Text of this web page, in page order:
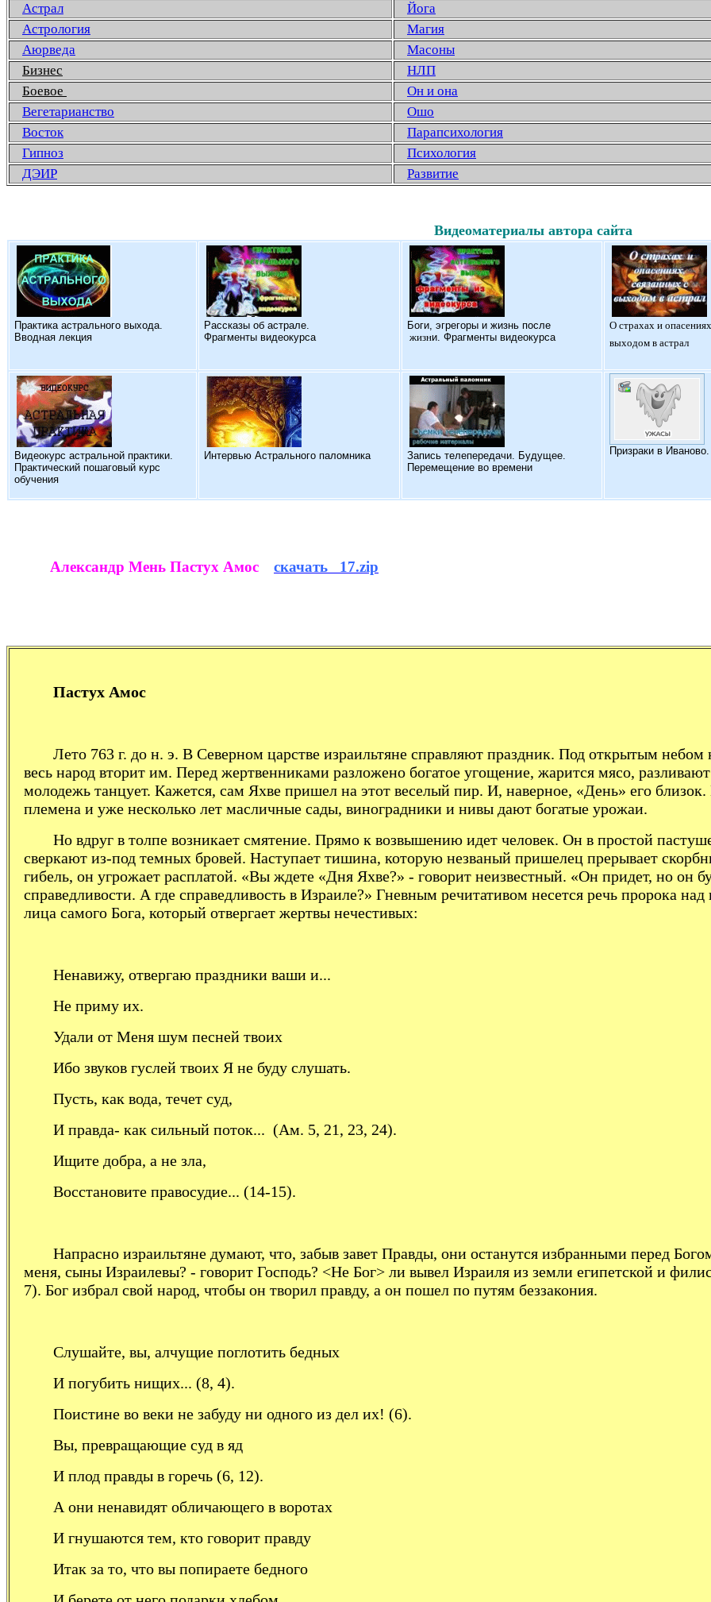
Астрал
Йога
Астрология
Магия
Аюрведа
Масоны
Бизнес
НЛП
Боевое
Он и она
Вегетарианство
Ошо
Восток
Парапсихология
Гипноз
Психология
ДЭИР
Развитие
Видеоматериалы автора сайта
Практика астрального выхода.
Вводная лекция
Рассказы об астрале.
Фрагменты видеокурса
Боги, эгрегоры и жизнь после
жизни. Фрагменты видеокурса
О страхах и
выходом в астрал
Видеокурс астральной практики.
Практический пошаговый курс
обучения
Интервью Астрального паломника
Запись телепередачи. Будущее.
Перемещение во времени
Призраки в
Александр Мень Пастух Амос скачать 17.zip
Пастух Амос
Лето 763 г. до н. э. В Северном царстве израильтяне справ­ляют праздник. Под открытым
весь народ вторит им. Перед жерт­венниками разложено богатое угощение, жарится мясо,
молодежь тан­цует. Кажется, сам Яхве пришел на этот веселый пир. И, на­верное, «День» его
племена и уже несколько лет масличные сады, вино­градники и нивы дают богатые урожаи.
Но вдруг в толпе возникает смятение. Прямо к возвышению идет человек. Он в простой
сверкают из-под темных бровей. Наступает тишина, которую незваный пришелец прерывает
гибель, он угрожает расплатой. «Вы ждете «Дня Яхве?» - говорит неизвестный. «Он придет, но он
справедливости. А где справедливость в Израиле?» Гневным речитативом несется речь пророка
лица самого Бога, который отвергает жертвы нечестивых:
Ненавижу, отвергаю праздники ваши и...
Не приму их.
Удали от Меня шум песней твоих
Ибо звуков гуслей твоих Я не буду слушать.
Пусть, как вода, течет суд,
И правда- как сильный поток... (Ам. 5, 21, 23, 24).
Ищите добра, а не зла,
Восстановите правосудие... (14-15).
Напрасно израильтяне думают, что, забыв завет Правды, они останутся избранными перед
меня, сыны Израилевы? - говорит Господь? <Не Бог> ли вывел Израиля из земли египетской и
7). Бог избрал свой народ, чтобы он творил правду, а он пошел по путям беззакония.
Слушайте, вы, алчущие поглотить бедных
И погубить нищих... (8, 4).
Поистине во веки не забуду ни одного из дел их! (6).
Вы, превращающие суд в яд
И плод правды в горечь (6, 12).
А они ненавидят обличающего в воротах
И гнушаются тем, кто говорит правду
Итак за то, что вы попираете бедного